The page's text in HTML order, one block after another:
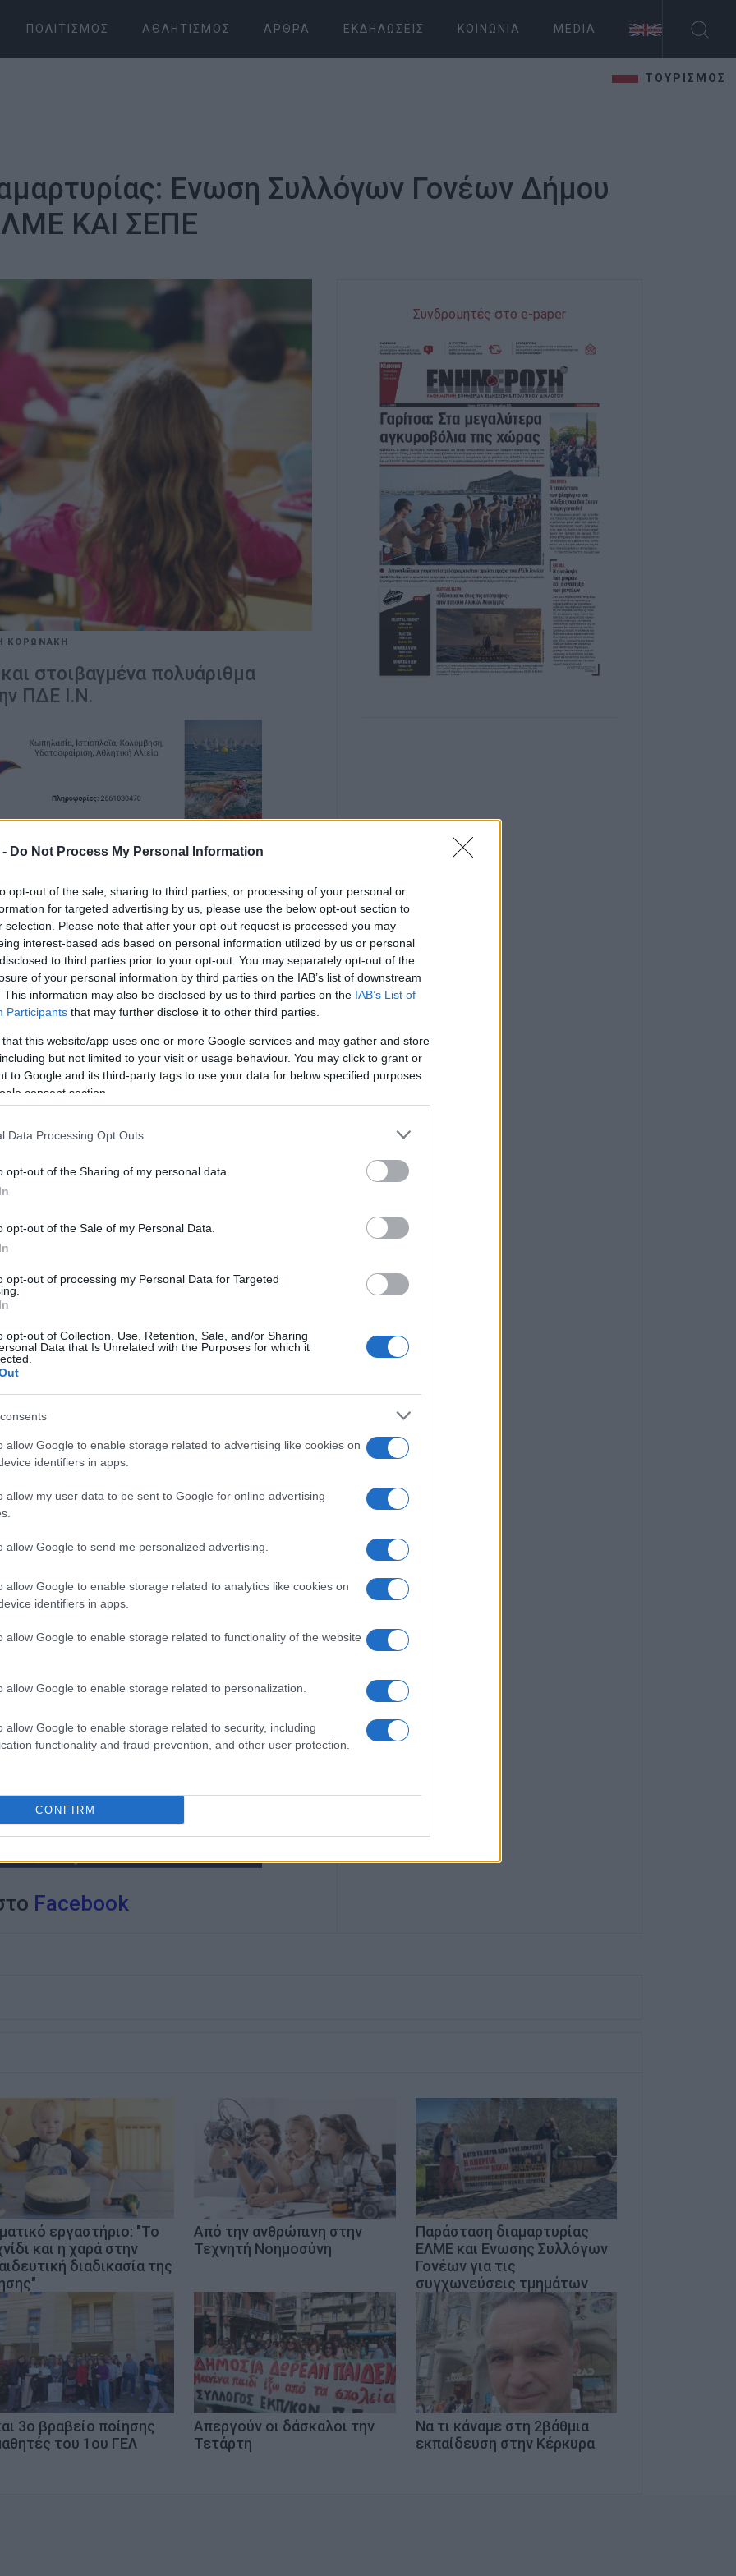
Do Not Process My Personal Information
opt-out of the sale, sharing to third parties, or processing of your personal or
for targeted advertising by us, please use the below opt-out section to
selection. Please note that after your opt-out request is processed you may
interest-based ads based on personal information utilized by us or personal
to third parties prior to your opt-out. You may separately opt-out of the
of your personal information by third parties on the IAB’s list of downstream
This information may also be disclosed by us to third parties on the IAB’s List of
Participants that may further disclose it to other third parties.
that this website/app uses one or more Google services and may gather and store
but not limited to your visit or usage behaviour. You may click to grant or
to Google and its third-party tags to use your data for below specified purposes
consent section.
Data Processing Opt Outs
opt-out of the Sharing of my personal data.
opt-out of the Sale of my Personal Data.
opt-out of processing my Personal Data for Targeted
opt-out of Collection, Use, Retention, Sale, and/or Sharing
Data that Is Unrelated with the Purposes for which it
allow Google to enable storage related to advertising like cookies on
identifiers in apps.
allow my user data to be sent to Google for online advertising
allow Google to send me personalized advertising.
allow Google to enable storage related to analytics like cookies on
identifiers in apps.
allow Google to enable storage related to functionality of the website
allow Google to enable storage related to personalization.
allow Google to enable storage related to security, including
functionality and fraud prevention, and other user protection.
CONFIRM
ΠΟΛΙΤΙΣΜΌΣ ΑΘΛΗΤΙΣΜΌΣ ΆΡΘΡΑ ΕΚΔΗΛΏΣΕΙΣ ΚΟΙΝΩΝΊΑ MEDIA
ΤΟΥΡΙΣΜΟΣ
Ενωση Συλλόγων Γονέων Δήμου
ΚΑΙ ΣΕΠΕ
ΚΟΡΩΝΑΚΗ
στοιβαγμένα πολυάριθμα
ΠΔΕ Ι.Ν.
την Τετάρτη 17 Σεπτεμβρίου, η Ενωση
ΚΑΙ ΣΕΠΕ για τα για τα κενά σε εκπαιδευτικούς
τους αναφέρουν τα εξής:
το Υπουργείο Παιδείας προσέλαβε μόλις
όλης της χώρας, εκ των οποίων μόλις
σαφές το μέγεθος του κυβερνητικού
καλύφθηκε μόλις το 25% περίπου των κενών, ενώ
το 32% της Γενικής Παιδείας ενώ στην
σε όλη την Ελλάδα να ξεκινούν τη σχολική
που χρήζουν παράλληλης στήριξης να μένουν
Μεσαίωνα.
θα κάνει μάθημα στους μαθητές όταν τα κενά
για ποιο λόγο δεν έγιναν οι απαραίτητες
και ειδική αγωγή με μόνιμο προσωπικό
που εργάζονται τα τελευταία χρόνια
– 20 τις υπόλοιπες
στα Λύκεια – 15 στις κατευθύνσεις της Γ
Ιονίων Νήσων
Ενημέρωση από το 1990 σε θέσεις υψηλής
δημόσιες σχέσεις, το ελεύθερο και το
Facebook
Συνδρομητές στο e-paper
εργαστήριο: "Το
και η χαρά στην
διαδικασία της
Από την ανθρώπινη στην
Τεχνητή Νοημοσύνη
Παράσταση διαμαρτυρίας
ΕΛΜΕ και Ενωσης Συλλόγων
Γονέων για τις
συγχωνεύσεις τμημάτων
3ο βραβείο ποίησης
του 1ου ΓΕΛ
Απεργούν οι δάσκαλοι την
Τετάρτη
Να τι κάναμε στη 2βάθμια
εκπαίδευση στην Κέρκυρα